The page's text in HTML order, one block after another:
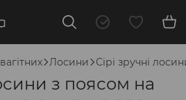
Лосини Сірі зручні
з поясом на